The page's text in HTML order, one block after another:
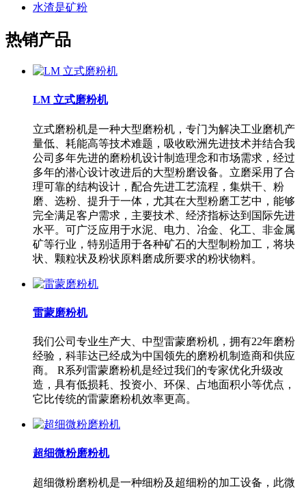
水渣是矿粉
热销产品
LM 立式磨粉机
立式磨粉机是一种大型磨粉机，专门为解决工业磨机产
量低、耗能高等技术难题，吸收欧洲先进技术并结合我
公司多年先进的磨粉机设计制造理念和市场需求，经过
多年的潜心设计改进后的大型粉磨设备。立磨采用了合
理可靠的结构设计，配合先进工艺流程，集烘干、粉
磨、选粉、提升于一体，尤其在大型粉磨工艺中，能够
完全满足客户需求，主要技术、经济指标达到国际先进
水平。可广泛应用于水泥、电力、冶金、化工、非金属
矿等行业，特别适用于各种矿石的大型制粉加工，将块
状、颗粒状及粉状原料磨成所要求的粉状物料。
雷蒙磨粉机
我们公司专业生产大、中型雷蒙磨粉机，拥有22年磨粉
经验，科菲达已经成为中国领先的磨粉机制造商和供应
商。 R系列雷蒙磨粉机是经过我们的专家优化升级改
造，具有低损耗、投资小、环保、占地面积小等优点，
它比传统的雷蒙磨粉机效率更高。
超细微粉磨粉机
超细微粉磨粉机是一种细粉及超细粉的加工设备，此微